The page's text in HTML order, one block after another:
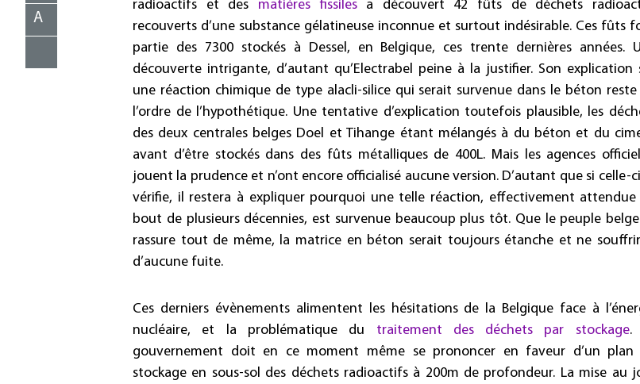
A
radioactifs et des matières fissilesa découvert 42 fûts de déchets
recouverts d’une substance gélatineuse inconnue et surtout indésirable. Ces fûts
partie des 7300 stockés à Dessel, en Belgique, ces trente dernières années.
découverte intrigante, d’autant qu’Electrabel peine à la justifier. Son explication
une réaction chimique de type alacli-silice qui serait survenue dans le béton reste
l’ordre de l’hypothétique. Une tentative d’explication toutefois plausible, les
des deux centrales belges Doel et Tihange étant mélangés à du béton et du
avant d’être stockés dans des fûts métalliques de 400L. Mais les agences
jouent la prudence et n’ont encore officialisé aucune version. D’autant que si celle-
vérifie, il restera à expliquer pourquoi une telle réaction, effectivement attendue
bout de plusieurs décennies, est survenue beaucoup plus tôt. Que le peuple
rassure tout de même, la matrice en béton serait toujours étanche et ne
d’aucune fuite.
Ces derniers évènements alimentent les hésitations de la Belgique face à
nucléaire, et la problématique du traitement des déchets par stockage.
gouvernement doit en ce moment même se prononcer en faveur d’un plan
stockage en sous-sol des déchets radioactifs à 200m de profondeur. La mise au